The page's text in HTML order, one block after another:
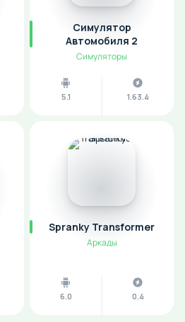
Симулятор
Автомобиля 2
Симуляторы
5.1 1.63.4
Spranky Transformer
Аркады
6.0 0.4